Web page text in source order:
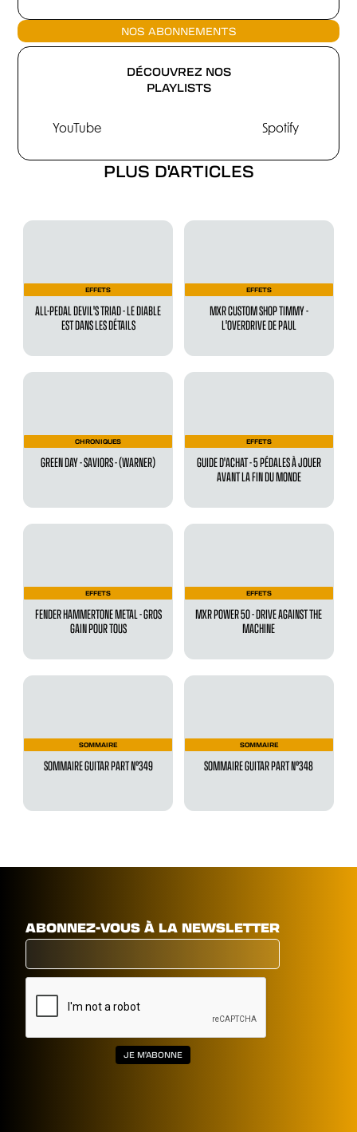
NOS ABONNEMENTS
DÉCOUVREZ NOS
PLAYLISTS
YouTube Spotify
PLUS D'ARTICLES
EFFETS
ALL-PEDAL DEVIL'S TRIAD - LE DIABLE
EST DANS LES DÉTAILS
EFFETS
MXR CUSTOM SHOP TIMMY -
L'OVERDRIVE DE PAUL
CHRONIQUES
GREEN DAY - SAVIORS - (WARNER)
EFFETS
GUIDE D'ACHAT - 5 PÉDALES À JOUER
AVANT LA FIN DU MONDE
EFFETS
FENDER HAMMERTONE METAL - GROS
GAIN POUR TOUS
EFFETS
MXR POWER 50 - DRIVE AGAINST THE
MACHINE
SOMMAIRE
SOMMAIRE GUITAR PART N°349
SOMMAIRE
SOMMAIRE GUITAR PART N°348
ABONNEZ-VOUS À LA NEWSLETTER